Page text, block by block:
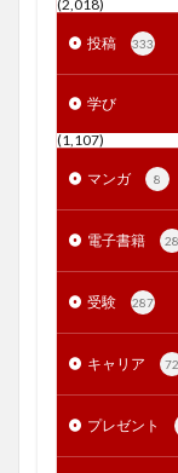
(2,018)
投稿 333
学び
(1,107)
マンガ 8
電子書籍 28
受験 287
キャリア 72
プレゼント